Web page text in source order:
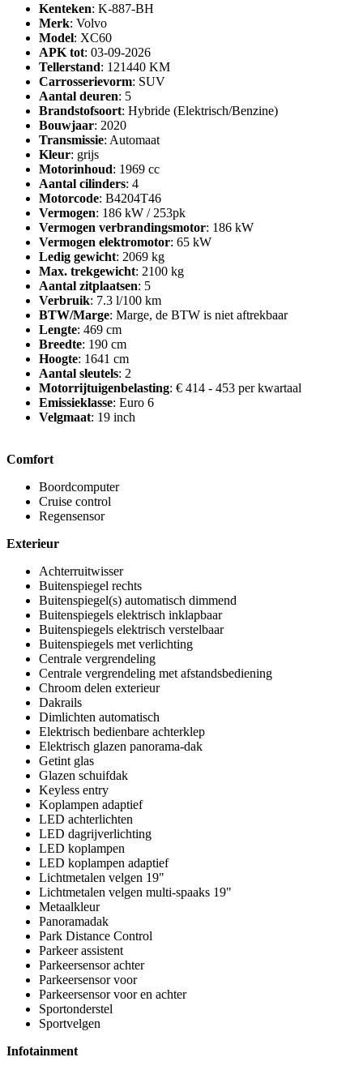
Kenteken: K-887-BH
Merk: Volvo
Model: XC60
APK tot: 03-09-2026
Tellerstand: 121440 KM
Carrosserievorm: SUV
Aantal deuren: 5
Brandstofsoort: Hybride (Elektrisch/Benzine)
Bouwjaar: 2020
Transmissie: Automaat
Kleur: grijs
Motorinhoud: 1969 cc
Aantal cilinders: 4
Motorcode: B4204T46
Vermogen: 186 kW / 253pk
Vermogen verbrandingsmotor: 186 kW
Vermogen elektromotor: 65 kW
Ledig gewicht: 2069 kg
Max. trekgewicht: 2100 kg
Aantal zitplaatsen: 5
Verbruik: 7.3 l/100 km
BTW/Marge: Marge, de BTW is niet aftrekbaar
Lengte: 469 cm
Breedte: 190 cm
Hoogte: 1641 cm
Aantal sleutels: 2
Motorrijtuigenbelasting: € 414 - 453 per kwartaal
Emissieklasse: Euro 6
Velgmaat: 19 inch
Comfort
Boordcomputer
Cruise control
Regensensor
Exterieur
Achterruitwisser
Buitenspiegel rechts
Buitenspiegel(s) automatisch dimmend
Buitenspiegels elektrisch inklapbaar
Buitenspiegels elektrisch verstelbaar
Buitenspiegels met verlichting
Centrale vergrendeling
Centrale vergrendeling met afstandsbediening
Chroom delen exterieur
Dakrails
Dimlichten automatisch
Elektrisch bedienbare achterklep
Elektrisch glazen panorama-dak
Getint glas
Glazen schuifdak
Keyless entry
Koplampen adaptief
LED achterlichten
LED dagrijverlichting
LED koplampen
LED koplampen adaptief
Lichtmetalen velgen 19"
Lichtmetalen velgen multi-spaaks 19"
Metaalkleur
Panoramadak
Park Distance Control
Parkeer assistent
Parkeersensor achter
Parkeersensor voor
Parkeersensor voor en achter
Sportonderstel
Sportvelgen
Infotainment